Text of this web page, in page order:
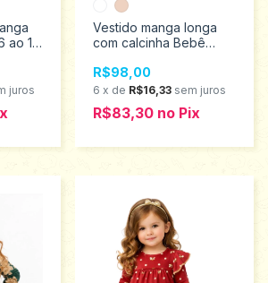
ao 12
juros
Vestido manga longa
com calcinha Bebê
R$98,00
6 x de R$16,33 sem juros
R$83,30 no Pix